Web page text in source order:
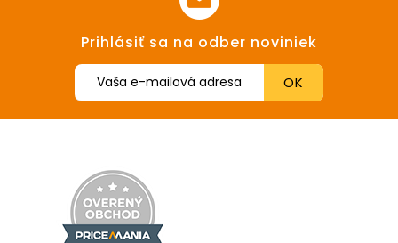
Prihlásiť sa na odber noviniek